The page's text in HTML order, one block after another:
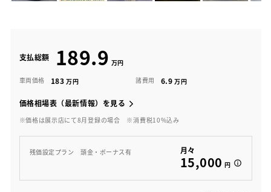
支払総額 189.9
車両価格 183 諸費用 6.9
価格相場表（最新情報）を見る
※価格は展示店にて8月登録の場合 ※消費税10%込み
残価設定プラン 頭金・ボーナス有 月々
15,000 円